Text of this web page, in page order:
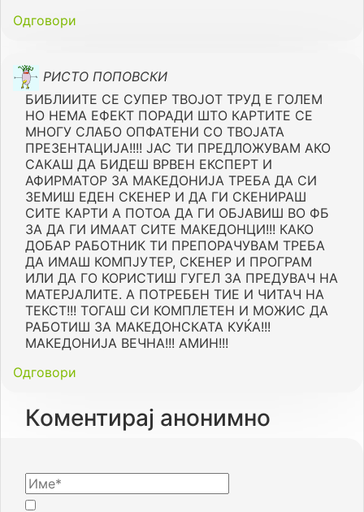
Одговори
РИСТО ПОПОВСКИ
БИБЛИИТЕ СЕ СУПЕР ТВОЈОТ ТРУД Е ГОЛЕМ
НО НЕМА ЕФЕКТ ПОРАДИ ШТО КАРТИТЕ СЕ
МНОГУ СЛАБО ОПФАТЕНИ СО ТВОЈАТА
ПРЕЗЕНТАЦИЈА!!!! ЈАС ТИ ПРЕДЛОЖУВАМ АКО
САКАШ ДА БИДЕШ ВРВЕН ЕКСПЕРТ И
АФИРМАТОР ЗА МАКЕДОНИЈА ТРЕБА ДА СИ
ЗЕМИШ ЕДЕН СКЕНЕР И ДА ГИ СКЕНИРАШ
СИТЕ КАРТИ А ПОТОА ДА ГИ ОБЈАВИШ ВО ФБ
ЗА ДА ГИ ИМААТ СИТЕ МАКЕДОНЦИ!!! КАКО
ДОБАР РАБОТНИК ТИ ПРЕПОРАЧУВАМ ТРЕБА
ДА ИМАШ КОМПЈУТЕР, СКЕНЕР И ПРОГРАМ
ИЛИ ДА ГО КОРИСТИШ ГУГЕЛ ЗА ПРЕДУВАЧ НА
МАТЕРЈАЛИТЕ. А ПОТРЕБЕН ТИЕ И ЧИТАЧ НА
ТЕКСТ!!! ТОГАШ СИ КОМПЛЕТЕН И МОЖИС ДА
РАБОТИШ ЗА МАКЕДОНСКАТА КУЌА!!!
МАКЕДОНИЈА ВЕЧНА!!! АМИН!!!
Одговори
Коментирај анонимно